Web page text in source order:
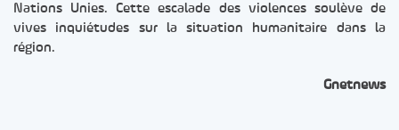
Nations Unies. Cette escalade des violences soulève de
vives inquiétudes sur la situation humanitaire dans la
région.
Gnetnews